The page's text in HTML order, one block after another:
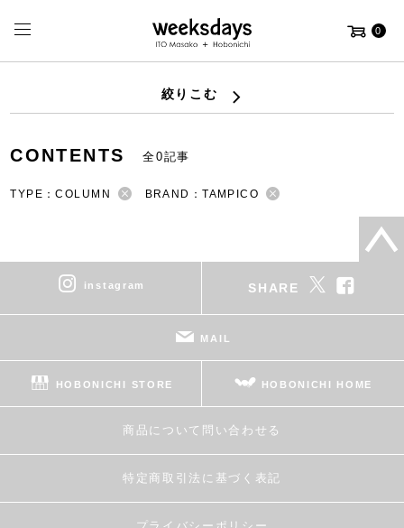
0
絞りこむ
CONTENTS 全0記事
TYPE：COLUMN BRAND：TAMPICO
instagram SHARE
MAIL
HOBONICHI STORE HOBONICHI HOME
商品について問い合わせる
特定商取引法に基づく表記